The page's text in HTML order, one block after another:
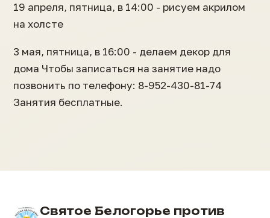
19 апреля, пятница, в 14:00 - рисуем акрилом
на холсте
3 мая, пятница, в 16:00 - делаем декор для
дома Чтобы записаться на занятие надо
позвонить по телефону: 8-952-430-81-74
Занятия бесплатные.
Святое Белогорье против